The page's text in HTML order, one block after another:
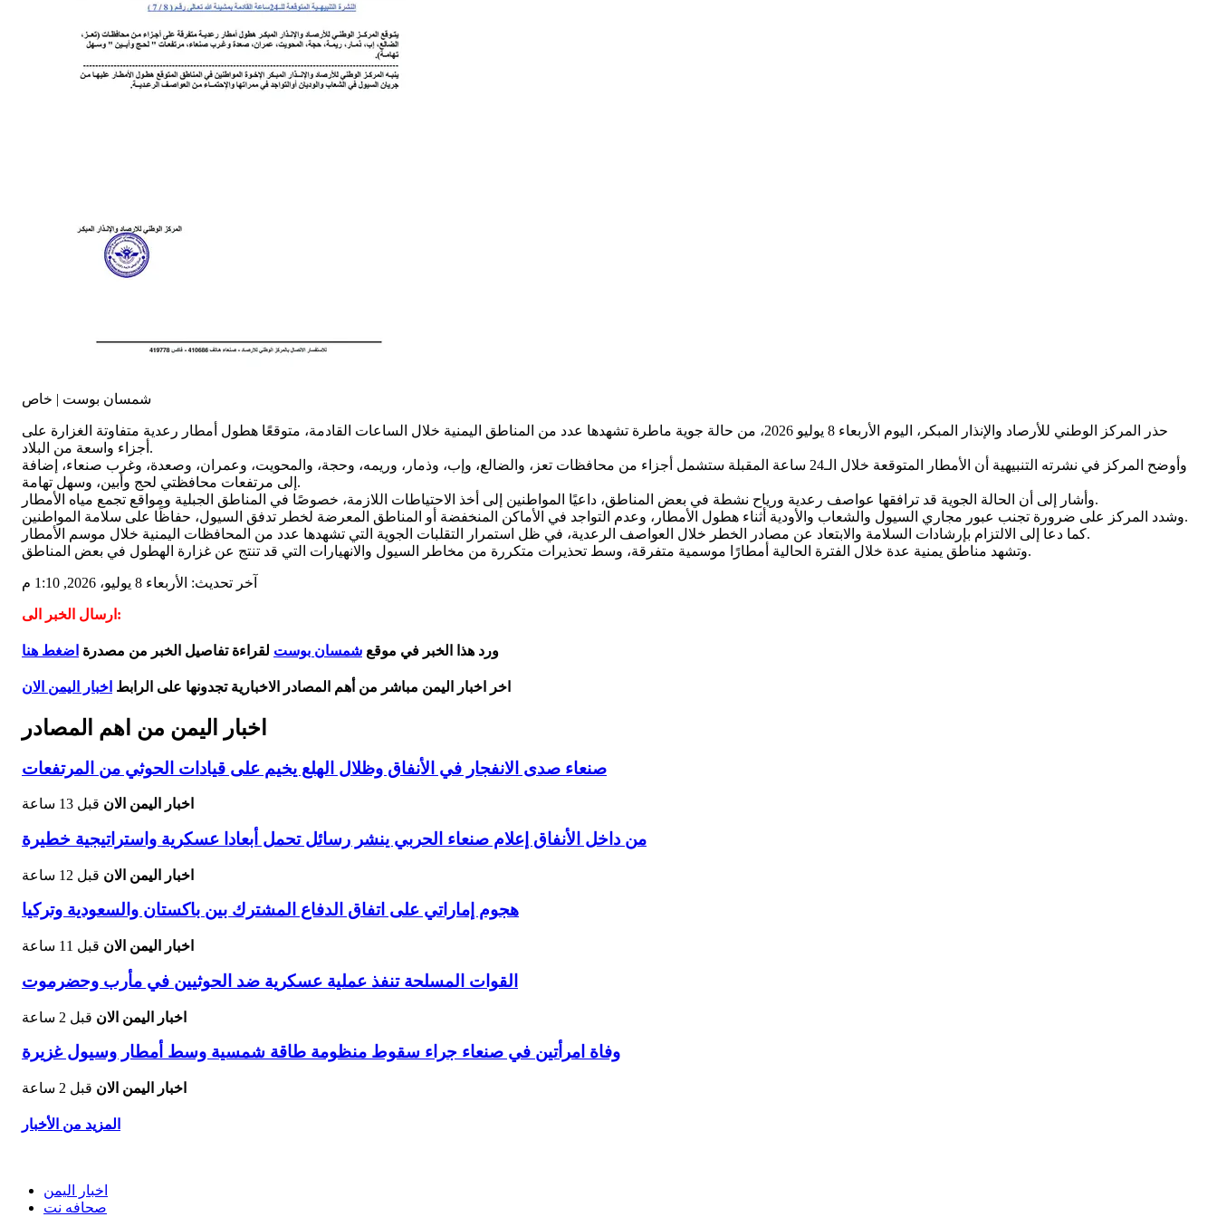
شمسان بوست | خاص
حذر المركز الوطني للأرصاد والإنذار المبكر، اليوم الأربعاء 8 يوليو 2026، من حالة جوية ماطرة تشهدها عدد من المناطق اليمنية خلال الساعات القادمة، متوقعًا هطول أمطار رعدية متفاوتة الغزارة على
أجزاء واسعة من البلاد.
وأوضح المركز في نشرته التنبيهية أن الأمطار المتوقعة خلال الـ24 ساعة المقبلة ستشمل أجزاء من محافظات تعز، والضالع، وإب، وذمار، وريمه، وحجة، والمحويت، وعمران، وصعدة، وغرب صنعاء، إضافة
إلى مرتفعات محافظتي لحج وأبين، وسهل تهامة.
وأشار إلى أن الحالة الجوية قد ترافقها عواصف رعدية ورياح نشطة في بعض المناطق، داعيًا المواطنين إلى أخذ الاحتياطات اللازمة، خصوصًا في المناطق الجبلية ومواقع تجمع مياه الأمطار.
وشدد المركز على ضرورة تجنب عبور مجاري السيول والشعاب والأودية أثناء هطول الأمطار، وعدم التواجد في الأماكن المنخفضة أو المناطق المعرضة لخطر تدفق السيول، حفاظًا على سلامة المواطنين.
كما دعا إلى الالتزام بإرشادات السلامة والابتعاد عن مصادر الخطر خلال العواصف الرعدية، في ظل استمرار التقلبات الجوية التي تشهدها عدد من المحافظات اليمنية خلال موسم الأمطار.
وتشهد مناطق يمنية عدة خلال الفترة الحالية أمطارًا موسمية متفرقة، وسط تحذيرات متكررة من مخاطر السيول والانهيارات التي قد تنتج عن غزارة الهطول في بعض المناطق.
آخر تحديث: الأربعاء 8 يوليو، 2026, 1:10 م
ارسال الخبر الى:
ورد هذا الخبر في موقع شمسان بوست لقراءة تفاصيل الخبر من مصدرة اضغط هنا
اخر اخبار اليمن مباشر من أهم المصادر الاخبارية تجدونها على الرابط اخبار اليمن الان
اخبار اليمن من اهم المصادر
صنعاء صدى الانفجار في الأنفاق وظلال الهلع يخيم على قيادات الحوثي من المرتفعات
اخبار اليمن الان قبل 13 ساعة
من داخل الأنفاق إعلام صنعاء الحربي ينشر رسائل تحمل أبعادا عسكرية واستراتيجية خطيرة
اخبار اليمن الان قبل 12 ساعة
هجوم إماراتي على اتفاق الدفاع المشترك بين باكستان والسعودية وتركيا
اخبار اليمن الان قبل 11 ساعة
القوات المسلحة تنفذ عملية عسكرية ضد الحوثيين في مأرب وحضرموت
اخبار اليمن الان قبل 2 ساعة
وفاة امرأتين في صنعاء جراء سقوط منظومة طاقة شمسية وسط أمطار وسيول غزيرة
اخبار اليمن الان قبل 2 ساعة
المزيد من الأخبار
اخبار اليمن
صحافه نت